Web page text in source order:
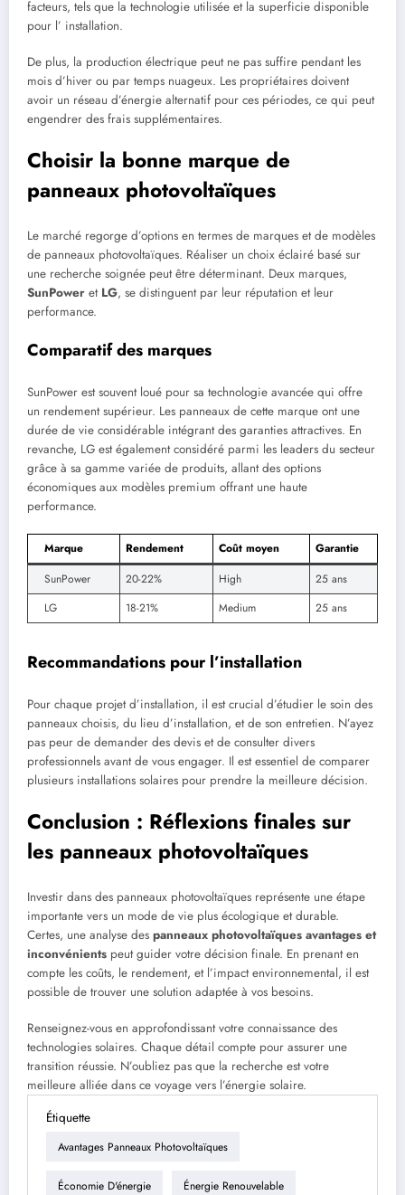
facteurs, tels que la technologie utilisée et la superficie disponible
pour l’ installation.
De plus, la production électrique peut ne pas suffire pendant les
mois d’hiver ou par temps nuageux. Les propriétaires doivent
avoir un réseau d’énergie alternatif pour ces périodes, ce qui peut
engendrer des frais supplémentaires.
Choisir la bonne marque de
panneaux photovoltaïques
Le marché regorge d’options en termes de marques et de modèles
de panneaux photovoltaïques. Réaliser un choix éclairé basé sur
une recherche soignée peut être déterminant. Deux marques,
SunPower et LG, se distinguent par leur réputation et leur
performance.
Comparatif des marques
SunPower est souvent loué pour sa technologie avancée qui offre
un rendement supérieur. Les panneaux de cette marque ont une
durée de vie considérable intégrant des garanties attractives. En
revanche, LG est également considéré parmi les leaders du secteur
grâce à sa gamme variée de produits, allant des options
économiques aux modèles premium offrant une haute
performance.
Marque Rendement Coût moyen
Garantie
SunPower
20-22% High
25 ans
LG
18-21% Medium 25 ans
Recommandations pour l’installation
Pour chaque projet d’installation, il est crucial d’étudier le soin des
panneaux choisis, du lieu d’installation, et de son entretien. N’ayez
pas peur de demander des devis et de consulter divers
professionnels avant de vous engager. Il est essentiel de comparer
plusieurs installations solaires pour prendre la meilleure décision.
Conclusion : Réflexions finales sur
les panneaux photovoltaïques
Investir dans des panneaux photovoltaïques représente une étape
importante vers un mode de vie plus écologique et durable.
Certes, une analyse des panneaux photovoltaïques avantages et
inconvénients peut guider votre décision finale. En prenant en
compte les coûts, le rendement, et l’impact environnemental, il est
possible de trouver une solution adaptée à vos besoins.
Renseignez-vous en approfondissant votre connaissance des
technologies solaires. Chaque détail compte pour assurer une
transition réussie. N’oubliez pas que la recherche est votre
meilleure alliée dans ce voyage vers l’énergie solaire.
Étiquette
Avantages Panneaux Photovoltaïques
Économie D'énergie Énergie Renouvelable